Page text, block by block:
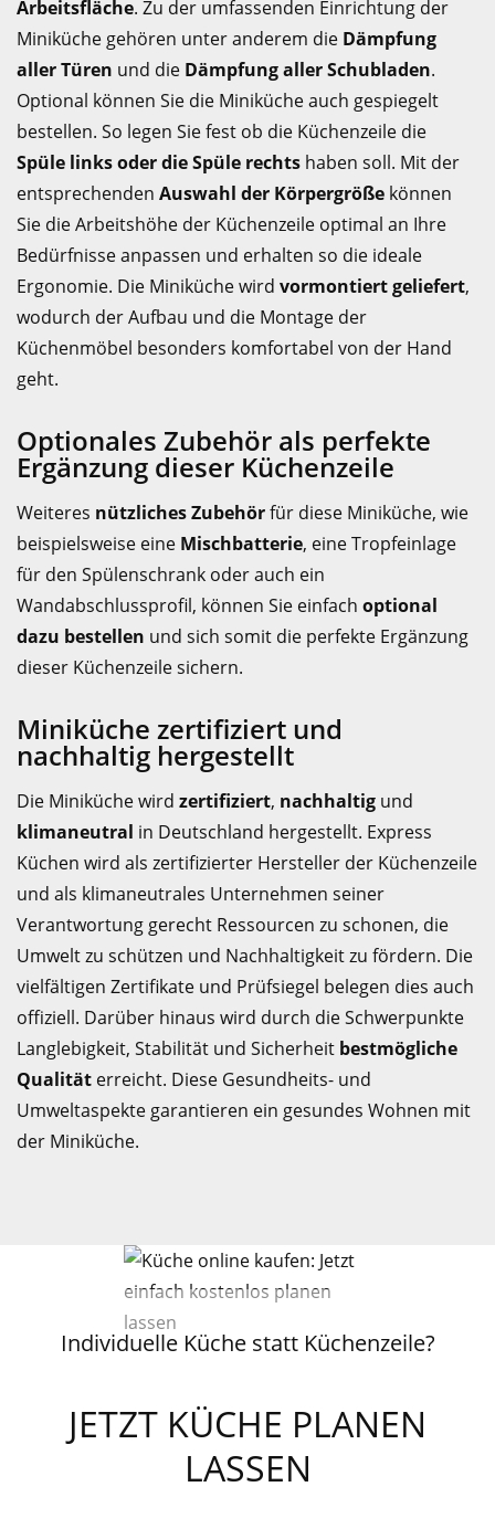
Arbeitsfläche. Zu der umfassenden Einrichtung der
Miniküche gehören unter anderem die Dämpfung
aller Türen und die Dämpfung aller Schubladen.
Optional können Sie die Miniküche auch gespiegelt
bestellen. So legen Sie fest ob die Küchenzeile die
Spüle links oder die Spüle rechts haben soll. Mit der
entsprechenden Auswahl der Körpergröße können
Sie die Arbeitshöhe der Küchenzeile optimal an Ihre
Bedürfnisse anpassen und erhalten so die ideale
Ergonomie. Die Miniküche wird vormontiert geliefert,
wodurch der Aufbau und die Montage der
Küchenmöbel besonders komfortabel von der Hand
geht.
Optionales Zubehör als perfekte
Ergänzung dieser Küchenzeile
Weiteres nützliches Zubehörfür diese Miniküche, wie
beispielsweise eine Mischbatterie, eine Tropfeinlage
für den Spülenschrank oder auch ein
Wandabschlussprofil, können Sie einfach optional
dazu bestellen und sich somit die perfekte Ergänzung
dieser Küchenzeile sichern.
Miniküche zertifiziert und
nachhaltig hergestellt
Die Miniküche wird zertifiziert, nachhaltig und
klimaneutral in Deutschland hergestellt. Express
Küchen wird als zertifizierter Hersteller der Küchenzeile
und als klimaneutrales Unternehmen seiner
Verantwortung gerecht Ressourcen zu schonen, die
Umwelt zu schützen und Nachhaltigkeit zu fördern. Die
vielfältigen Zertifikate und Prüfsiegel belegen dies auch
offiziell. Darüber hinaus wird durch die Schwerpunkte
Langlebigkeit, Stabilität und Sicherheit bestmögliche
Qualität erreicht. Diese Gesundheits- und
Umweltaspekte garantieren ein gesundes Wohnen mit
der Miniküche.
Individuelle Küche statt Küchenzeile?
JETZT KÜCHE PLANEN
LASSEN